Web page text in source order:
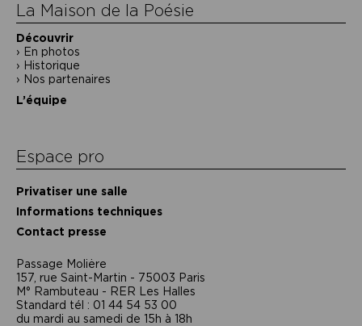
La Maison de la Poésie
Découvrir
En photos
Historique
Nos partenaires
L’équipe
Espace pro
Privatiser une salle
Informations techniques
Contact presse
Passage Moliėre
157, rue Saint-Martin - 75003 Paris
M° Rambuteau - RER Les Halles
Standard tél : 01 44 54 53 00
du mardi au samedi de 15h à 18h